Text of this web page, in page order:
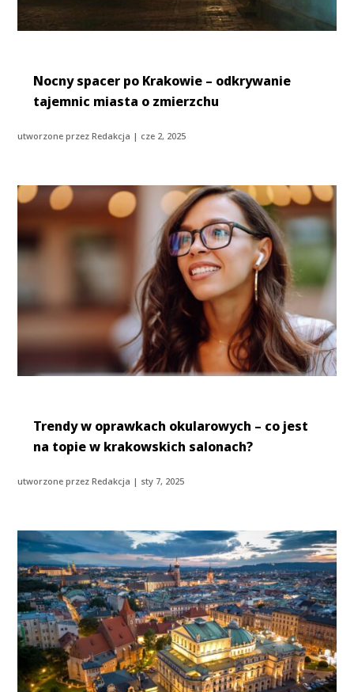
Nocny spacer po Krakowie – odkrywanie
tajemnic miasta o zmierzchu
utworzone przezRedakcja | cze 2, 2025
Trendy w oprawkach okularowych – co jest
na topie w krakowskich salonach?
utworzone przezRedakcja | sty 7, 2025